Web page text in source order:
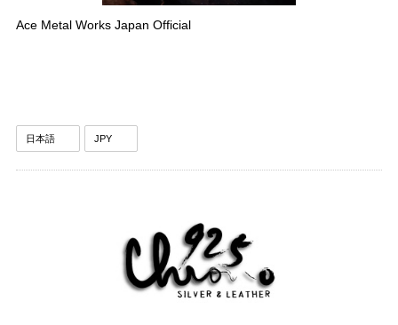
Ace Metal Works Japan Official